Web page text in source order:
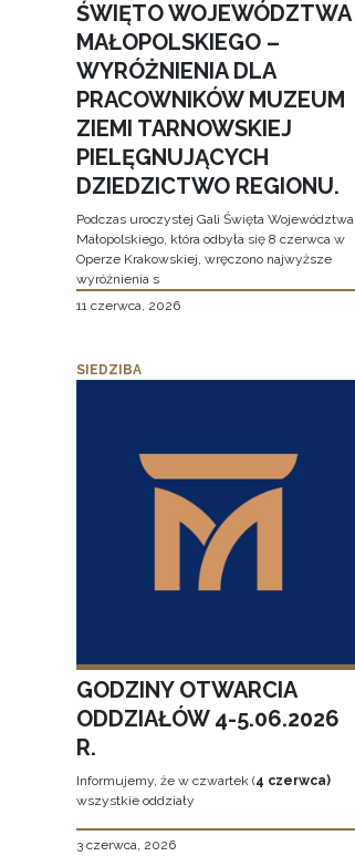
ŚWIĘTO WOJEWÓDZTWA
MAŁOPOLSKIEGO –
WYRÓŻNIENIA DLA
PRACOWNIKÓW MUZEUM
ZIEMI TARNOWSKIEJ
PIELĘGNUJĄCYCH
DZIEDZICTWO REGIONU.
Podczas uroczystej Gali Święta Województwa
Małopolskiego, która odbyła się 8 czerwca w
Operze Krakowskiej, wręczono najwyższe
wyróżnienia s
11 czerwca, 2026
SIEDZIBA
GODZINY OTWARCIA
ODDZIAŁÓW 4-5.06.2026
R.
Informujemy, że w czwartek (4 czerwca)
wszystkie oddziały
3 czerwca, 2026